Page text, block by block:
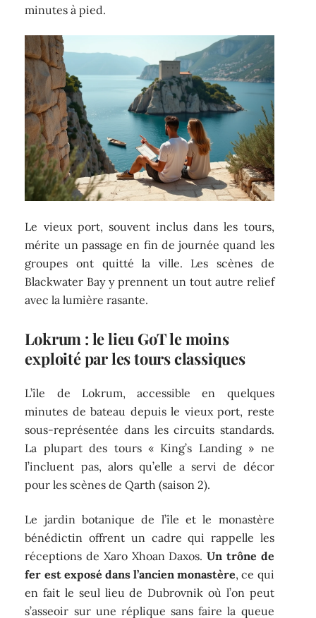
minutes à pied.
Le vieux port, souvent inclus dans les tours,
mérite un passage en fin de journée quand les
groupes ont quitté la ville. Les scènes de
Blackwater Bay y prennent un tout autre relief
avec la lumière rasante.
Lokrum : le lieu GoT le moins
exploité par les tours classiques
L’île de Lokrum, accessible en quelques
minutes de bateau depuis le vieux port, reste
sous-représentée dans les circuits standards.
La plupart des tours « King’s Landing » ne
l’incluent pas, alors qu’elle a servi de décor
pour les scènes de Qarth (saison 2).
Le jardin botanique de l’île et le monastère
bénédictin offrent un cadre qui rappelle les
réceptions de Xaro Xhoan Daxos.Un trône de
fer est exposé dans l’ancien monastère, ce qui
en fait le seul lieu de Dubrovnik où l’on peut
s’asseoir sur une réplique sans faire la queue